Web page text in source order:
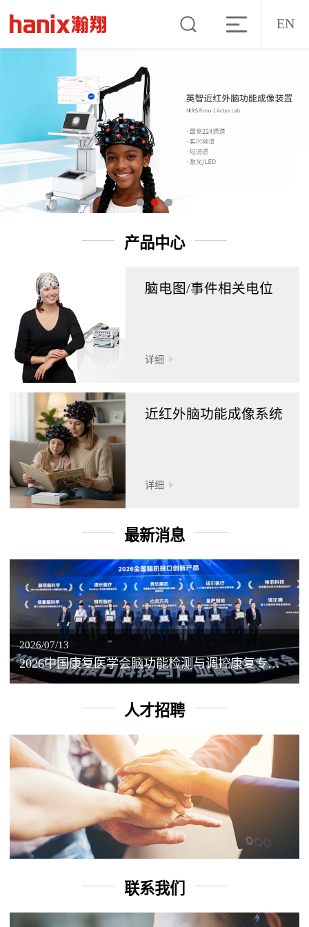
EN
产品中心
脑电图/事件相关电位
详细
近红外脑功能成像系统
详细
最新消息
2026/07/13
2026中国康复医学会脑功能检测与调控康复专业委员会学术年会丨脑客中国：脑机接口——EEG驱动TMS闭环调控工作坊
人才招聘
联系我们